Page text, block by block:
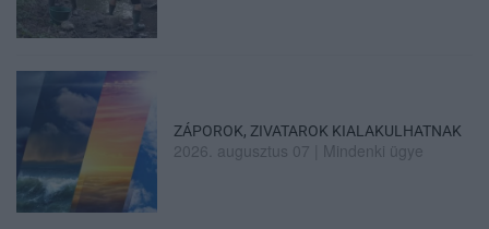
ZÁPOROK, ZIVATAROK KIALAKULHATNAK
2026. augusztus 07 Mindenki ügye